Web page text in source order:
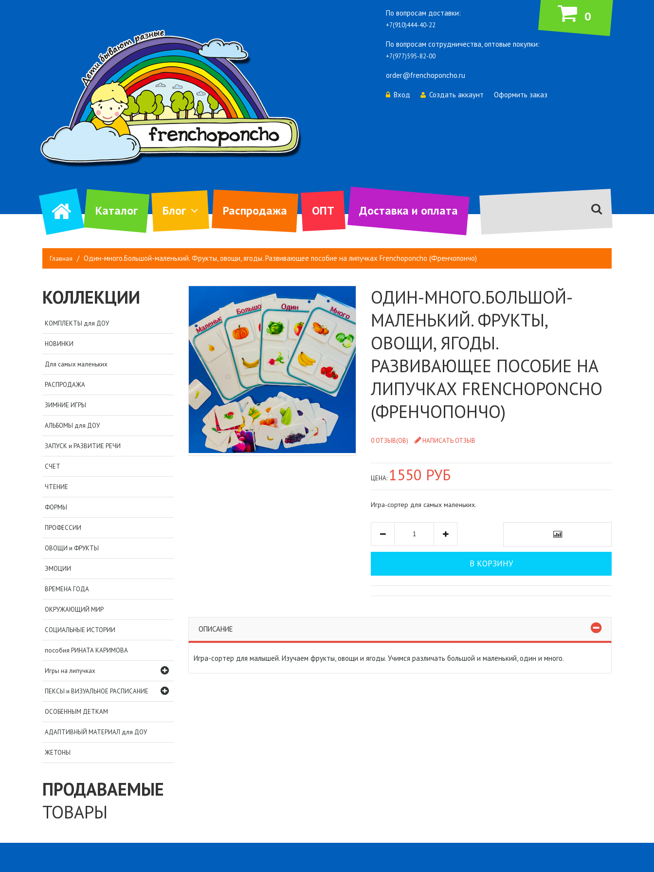
По вопросам доставки:
+7(910)444-40-22
По вопросам сотрудничества, оптовые покупки:
+7(977)595-82-00
order@frenchoponcho.ru
0
Вход Создать аккаунт Оформить заказ
Каталог Блог Распродажа ОПТ Доставка и оплата
Главная Один-много.Большой-маленький. Фрукты, овощи, ягоды. Развивающее пособие на липучках Frenchoponcho (Френчопончо)
ОДИН-МНОГО.БОЛЬШОЙ-
МАЛЕНЬКИЙ. ФРУКТЫ,
ОВОЩИ, ЯГОДЫ.
РАЗВИВАЮЩЕЕ ПОСОБИЕ НА
ЛИПУЧКАХ FRENCHOPONCHO
(ФРЕНЧОПОНЧО)
0 ОТЗЫВ(ОВ) НАПИСАТЬ ОТЗЫВ
ЦЕНА: 1550 РУБ
Игра-сортер для самых маленьких.
В КОРЗИНУ
ОПИСАНИЕ
Игра-сортер для малышей. Изучаем фрукты, овощи и ягоды. Учимся различать большой и маленький, один и много.
КОЛЛЕКЦИИ
КОМПЛЕКТЫ для ДОУ
НОВИНКИ
Для самых маленьких
РАСПРОДАЖА
ЗИМНИЕ ИГРЫ
АЛЬБОМЫ для ДОУ
ЗАПУСК и РАЗВИТИЕ РЕЧИ
СЧЕТ
ЧТЕНИЕ
ФОРМЫ
ПРОФЕССИИ
ОВОЩИ и ФРУКТЫ
ЭМОЦИИ
ВРЕМЕНА ГОДА
ОКРУЖАЮЩИЙ МИР
СОЦИАЛЬНЫЕ ИСТОРИИ
пособия РИНАТА КАРИМОВА
Игры на липучках
ПЕКСЫ и ВИЗУАЛЬНОЕ РАСПИСАНИЕ
ОСОБЕННЫМ ДЕТКАМ
АДАПТИВНЫЙ МАТЕРИАЛ для ДОУ
ЖЕТОНЫ
ПРОДАВАЕМЫЕ
ТОВАРЫ